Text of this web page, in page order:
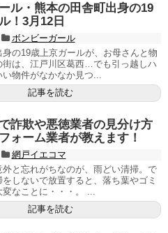
ル・熊本の田舎町出身の19
！3月12日
ボンビーガール
身の19歳上京ガールが、お母さんと物
街は、江戸川区葛西…でも引っ越しハ
物件がなかなか見つ...
記事を読む
詐欺や悪徳業者の見分け方
ォーム業者が教えます！
網戸イエコマ
と忘れがちなのが、雨どい清掃。で
をしないで放置すると、落ち葉やゴミ
なことに・・・。 ...
記事を読む